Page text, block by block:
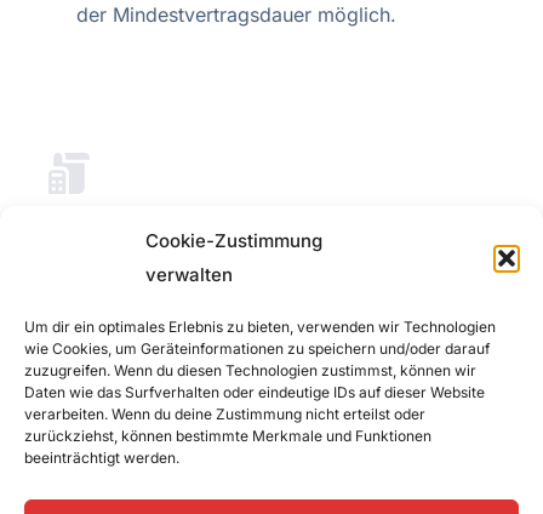
Cookie-Zustimmung
verwalten
Um dir ein optimales Erlebnis zu bieten, verwenden wir Technologien
wie Cookies, um Geräteinformationen zu speichern und/oder darauf
zuzugreifen. Wenn du diesen Technologien zustimmst, können wir
Daten wie das Surfverhalten oder eindeutige IDs auf dieser Website
verarbeiten. Wenn du deine Zustimmung nicht erteilst oder
zurückziehst, können bestimmte Merkmale und Funktionen
beeinträchtigt werden.
der Mindestvertragsdauer möglich.
Vertragsdetails
Änderungen und Irrtümer vorbehalten
Keine Servicepauschale
Alle Preise inkl. MwSt.